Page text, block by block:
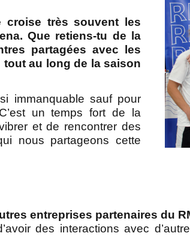
croise très souvent les
Que retiens-tu de la
partagées avec les
tout au long de la saison
immanquable sauf pour
un temps fort de la
et de rencontrer des
nous partageons cette
entreprises partenaires du
des interactions avec